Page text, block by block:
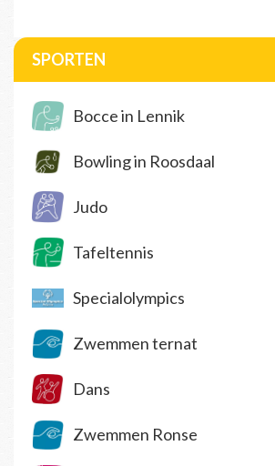
SPORTEN
Bocce in Lennik
Bowling in Roosdaal
Judo
Tafeltennis
Specialolympics
Zwemmen ternat
Dans
Zwemmen Ronse